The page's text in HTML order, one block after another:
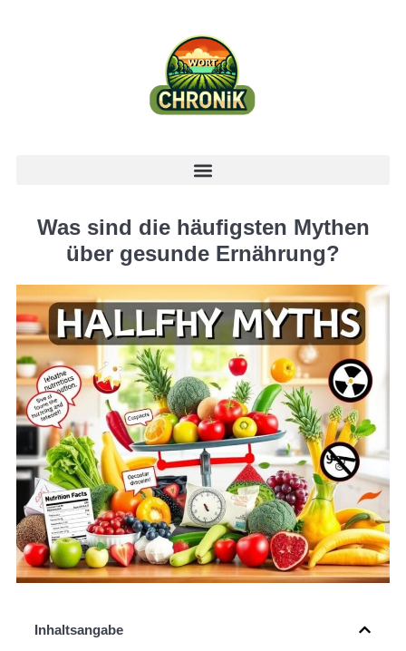
Was sind die häufigsten Mythen
über gesunde Ernährung?
Inhaltsangabe